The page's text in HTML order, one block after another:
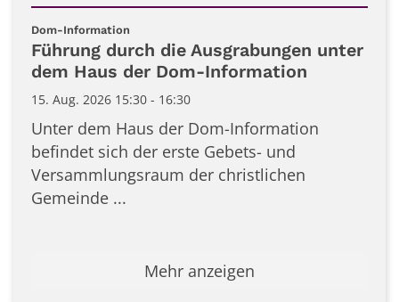
Datum: 15. August 2026
Dom-Information
Führung durch die Ausgrabungen unter
dem Haus der Dom-Information
15. Aug. 2026 15:30 - 16:30
Unter dem Haus der Dom-Information
befindet sich der erste Gebets- und
Versammlungsraum der christlichen
Gemeinde ...
Mehr anzeigen